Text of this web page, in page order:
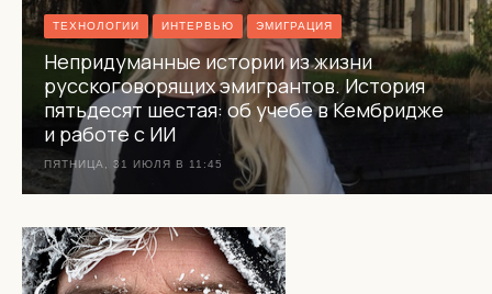
ТЕХНОЛОГИИ ИНТЕРВЬЮ ЭМИГРАЦИЯ
Непридуманные истории из жизни
русскоговорящих эмигрантов. История
пятьдесят шестая: об учебе в Кембридже
и работе с ИИ
ПЯТНИЦА, 31 ИЮЛЯ В 11:45